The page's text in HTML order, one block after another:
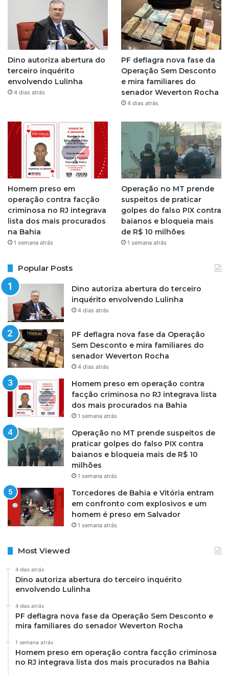
t
a
g
r
a
m
Dino autoriza abertura do
terceiro inquérito
envolvendo Lulinha
4 dias atrás
PF deflagra nova fase da
Operação Sem Desconto
e mira familiares do
senador Weverton Rocha
4 dias atrás
Homem preso em
operação contra facção
criminosa no RJ integrava
lista dos mais procurados
na Bahia
1 semana atrás
Operação no MT prende
suspeitos de praticar
golpes do falso PIX contra
baianos e bloqueia mais
de R$ 10 milhões
1 semana atrás
Popular Posts
Dino autoriza abertura do terceiro
inquérito envolvendo Lulinha
4 dias atrás
PF deflagra nova fase da Operação
Sem Desconto e mira familiares do
senador Weverton Rocha
4 dias atrás
Homem preso em operação contra
facção criminosa no RJ integrava lista
dos mais procurados na Bahia
1 semana atrás
Operação no MT prende suspeitos de
praticar golpes do falso PIX contra
baianos e bloqueia mais de R$ 10
milhões
1 semana atrás
Torcedores de Bahia e Vitória entram
em confronto com explosivos e um
homem é preso em Salvador
1 semana atrás
Most Viewed
4 dias atrás
Dino autoriza abertura do terceiro inquérito
envolvendo Lulinha
4 dias atrás
PF deflagra nova fase da Operação Sem Desconto e
mira familiares do senador Weverton Rocha
1 semana atrás
Homem preso em operação contra facção criminosa
no RJ integrava lista dos mais procurados na Bahia